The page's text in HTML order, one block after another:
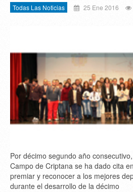
Todas Las Noticias 25 Ene 2016
Por décimo segundo año
Campo de Criptana se ha dado cita
premiar y reconocer a los mejores
durante el desarrollo de la décimo